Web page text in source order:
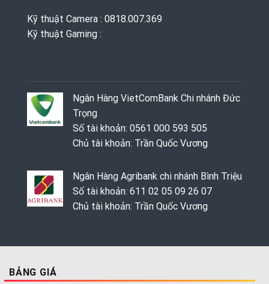
Kỹ thuật Camera : 0818.007.369
Kỹ thuật Gaming ‭: ‬
Ngân Hàng VietComBank Chi nhánh Đức
Trọng
Số tài khoản: 0561 000 593 505
Chủ tài khoản: Trần Quốc Vương
Ngân Hàng Agribank chi nhánh Bình Triệu
Số tài khoản: 611 02 05 09 26 07
Chủ tài khoản: Trần Quốc Vương
BẢNG GIÁ